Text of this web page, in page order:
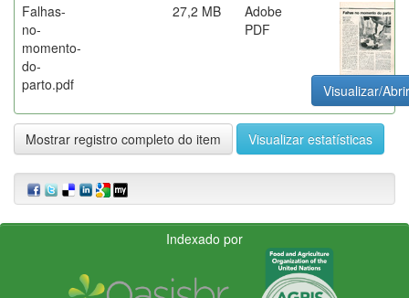
Falhas-
no-
momento-
do-
parto.pdf
27,2 MB
Adobe
PDF
Visualizar/Abrir
Mostrar registro completo do item Visualizar estatísticas
Indexado por